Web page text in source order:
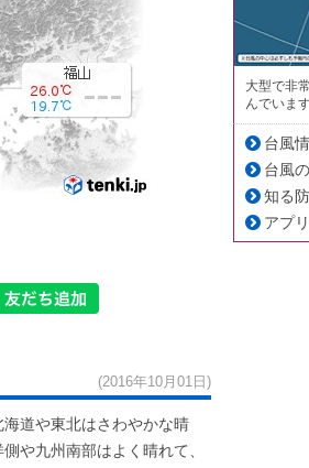
(2016年10月01日)
道や東北はさわやかな晴
や九州南部はよく晴れて、
大型で非
んでいま
台風
台風
知る
アプ